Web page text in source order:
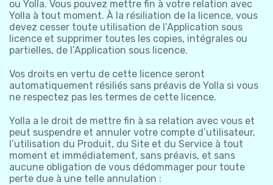
ou Yolla. Vous pouvez mettre fin à votre relation avec
Yolla à tout moment. À la résiliation de la licence, vous
devez cesser toute utilisation de l’Application sous
licence et supprimer toutes les copies, intégrales ou
partielles, de l’Application sous licence.
Vos droits en vertu de cette licence seront
automatiquement résiliés sans préavis de Yolla si vous
ne respectez pas les termes de cette licence.
Yolla a le droit de mettre fin à sa relation avec vous et
peut suspendre et annuler votre compte d’utilisateur,
l’utilisation du Produit, du Site et du Service à tout
moment et immédiatement, sans préavis, et sans
aucune obligation de vous dédommager pour toute
perte due à une telle annulation :